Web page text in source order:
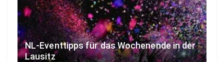
NL-Eventtipps für das Wochenende in der
Lausitz